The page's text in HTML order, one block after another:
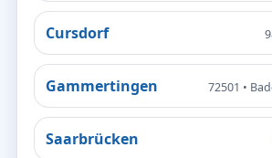
Cursdorf
Gammertingen 72501 •
Saarbrücken